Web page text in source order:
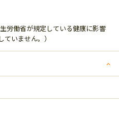
労働省が規定している健康に影響
いません。）